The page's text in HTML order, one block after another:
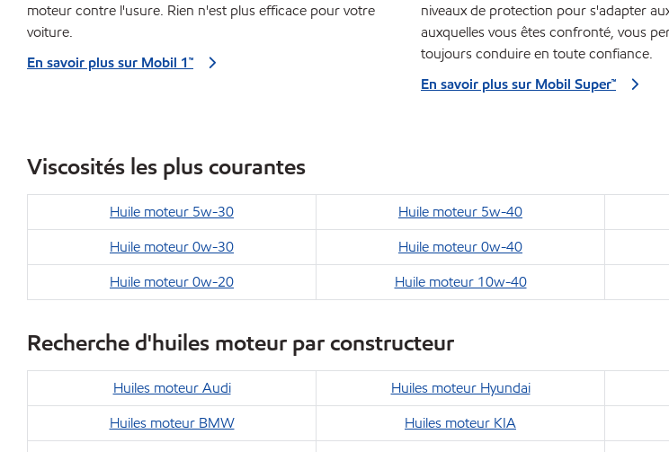
moteur contre l'usure. Rien n'est plus efficace pour votre
voiture.
En savoir plus sur Mobil 1™
niveaux de protection pour s'adapter
auxquelles vous êtes confronté, vous
toujours conduire en toute confiance.
En savoir plus sur Mobil Super™
Viscosités les plus courantes
Huile moteur 5w-30 Huile moteur 5w-40
Huile moteur 0w-30
Huile moteur 0w-40
Huile moteur 0w-20
Huile moteur 10w-40
Recherche d'huiles moteur par constructeur
Huiles moteur Audi Huiles moteur Hyundai
Huiles moteur BMW
Huiles moteur KIA